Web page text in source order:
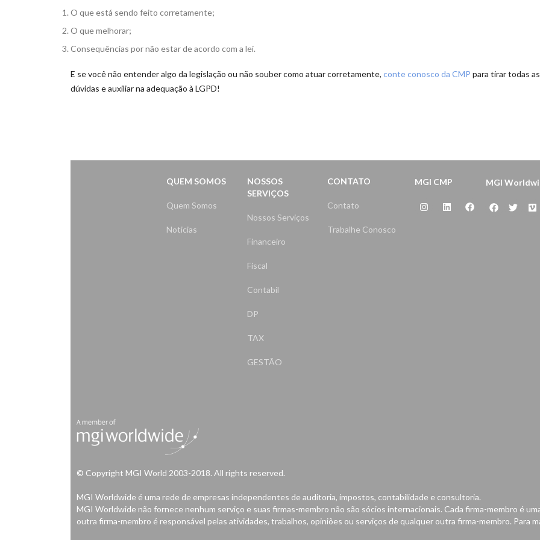
O que está sendo feito corretamente;
O que melhorar;
Consequências por não estar de acordo com a lei.
E se você não entender algo da legislação ou não souber como atuar corretamente, conte conosco da CMP para tirar todas as
dúvidas e auxiliar na adequação à LGPD!
QUEM SOMOS
Quem Somos
Noticias
NOSSOS
SERVIÇOS
Nossos Serviços
Financeiro
Fiscal
Contabil
DP
TAX
GESTÃO
CONTATO
Contato
Trabalhe Conosco
MGI CMP MGI
© Copyright MGI World 2003-2018. All rights reserved.
MGI Worldwide é uma rede de empresas independentes de auditoria, impostos, contabilidade e consultoria.
MGI Worldwide não fornece nenhum serviço e suas firmas-membro não são sócios internacionais. Cada firma-membro é
outra firma-membro é responsável pelas atividades, trabalhos, opiniões ou serviços de qualquer outra firma-membro. Para